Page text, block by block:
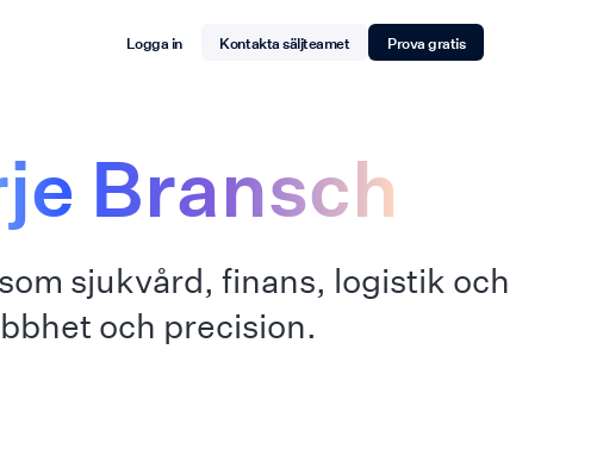
Logga in Kontakta säljteamet Prova gratis
Bransch
sjukvård, finans, logistik och
och precision.‍‍‍